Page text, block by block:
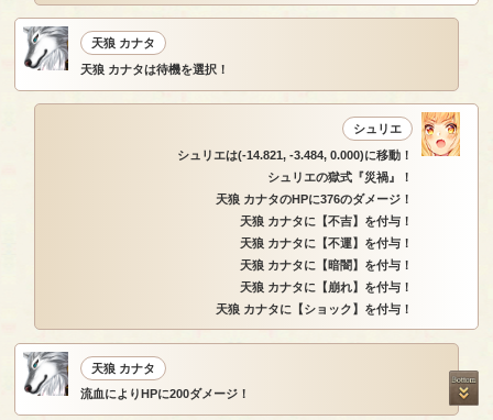
天狼 カナタ
天狼 カナタは待機を選択！
シュリエ
シュリエは(-14.821, -3.484, 0.000)に移動！
シュリエの獄式『災禍』！
天狼 カナタのHPに376のダメージ！
天狼 カナタに【不吉】を付与！
天狼 カナタに【不運】を付与！
天狼 カナタに【暗闇】を付与！
天狼 カナタに【崩れ】を付与！
天狼 カナタに【ショック】を付与！
天狼 カナタ
流血によりHPに200ダメージ！